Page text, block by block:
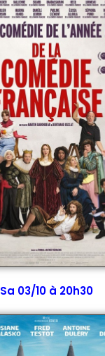
Sa 03/10 à 20h30